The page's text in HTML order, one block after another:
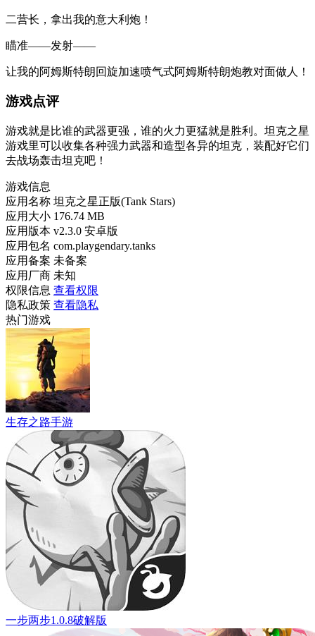
二营长，拿出我的意大利炮！
瞄准——发射——
让我的阿姆斯特朗回旋加速喷气式阿姆斯特朗炮教对面做人！
游戏点评
游戏就是比谁的武器更强，谁的火力更猛就是胜利。坦克之星
游戏里可以收集各种强力武器和造型各异的坦克，装配好它们
去战场轰击坦克吧！
游戏信息
应用名称 坦克之星正版(Tank Stars)
应用大小 176.74 MB
应用版本 v2.3.0 安卓版
应用包名 com.playgendary.tanks
应用备案 未备案
应用厂商 未知
权限信息 查看权限
隐私政策 查看隐私
热门游戏
生存之路手游
一步两步1.0.8破解版